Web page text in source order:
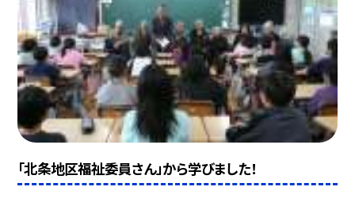
「北条地区福祉委員さん」から学びました！